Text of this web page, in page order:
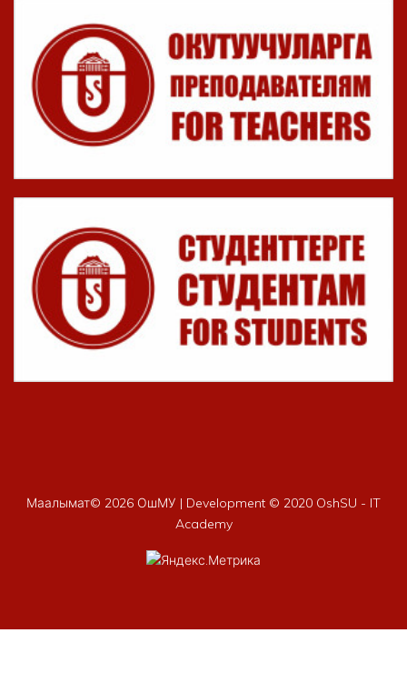
Маалымат© 2026 ОшМУ | Development © 2020 OshSU - IT
Academy